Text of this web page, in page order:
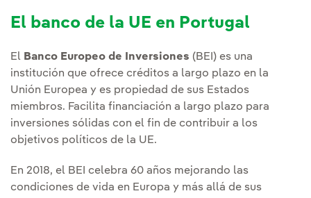
El banco de la UE en Portugal
El Banco Europeo de Inversiones (BEI) es una
institución que ofrece créditos a largo plazo en la
Unión Europea y es propiedad de sus Estados
miembros. Facilita financiación a largo plazo para
inversiones sólidas con el fin de contribuir a los
objetivos políticos de la UE.
En 2018, el BEI celebra 60 años mejorando las
condiciones de vida en Europa y más allá de sus